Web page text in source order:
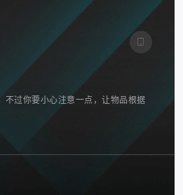
过你要小心注意一点，让物品根据